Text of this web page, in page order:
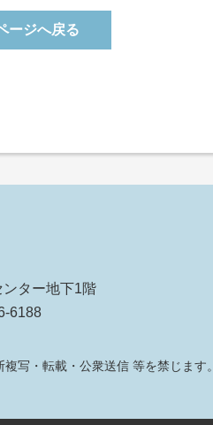
ージへ戻る
ター地下1階
6188
写・転載・公衆送信 等を禁じます。